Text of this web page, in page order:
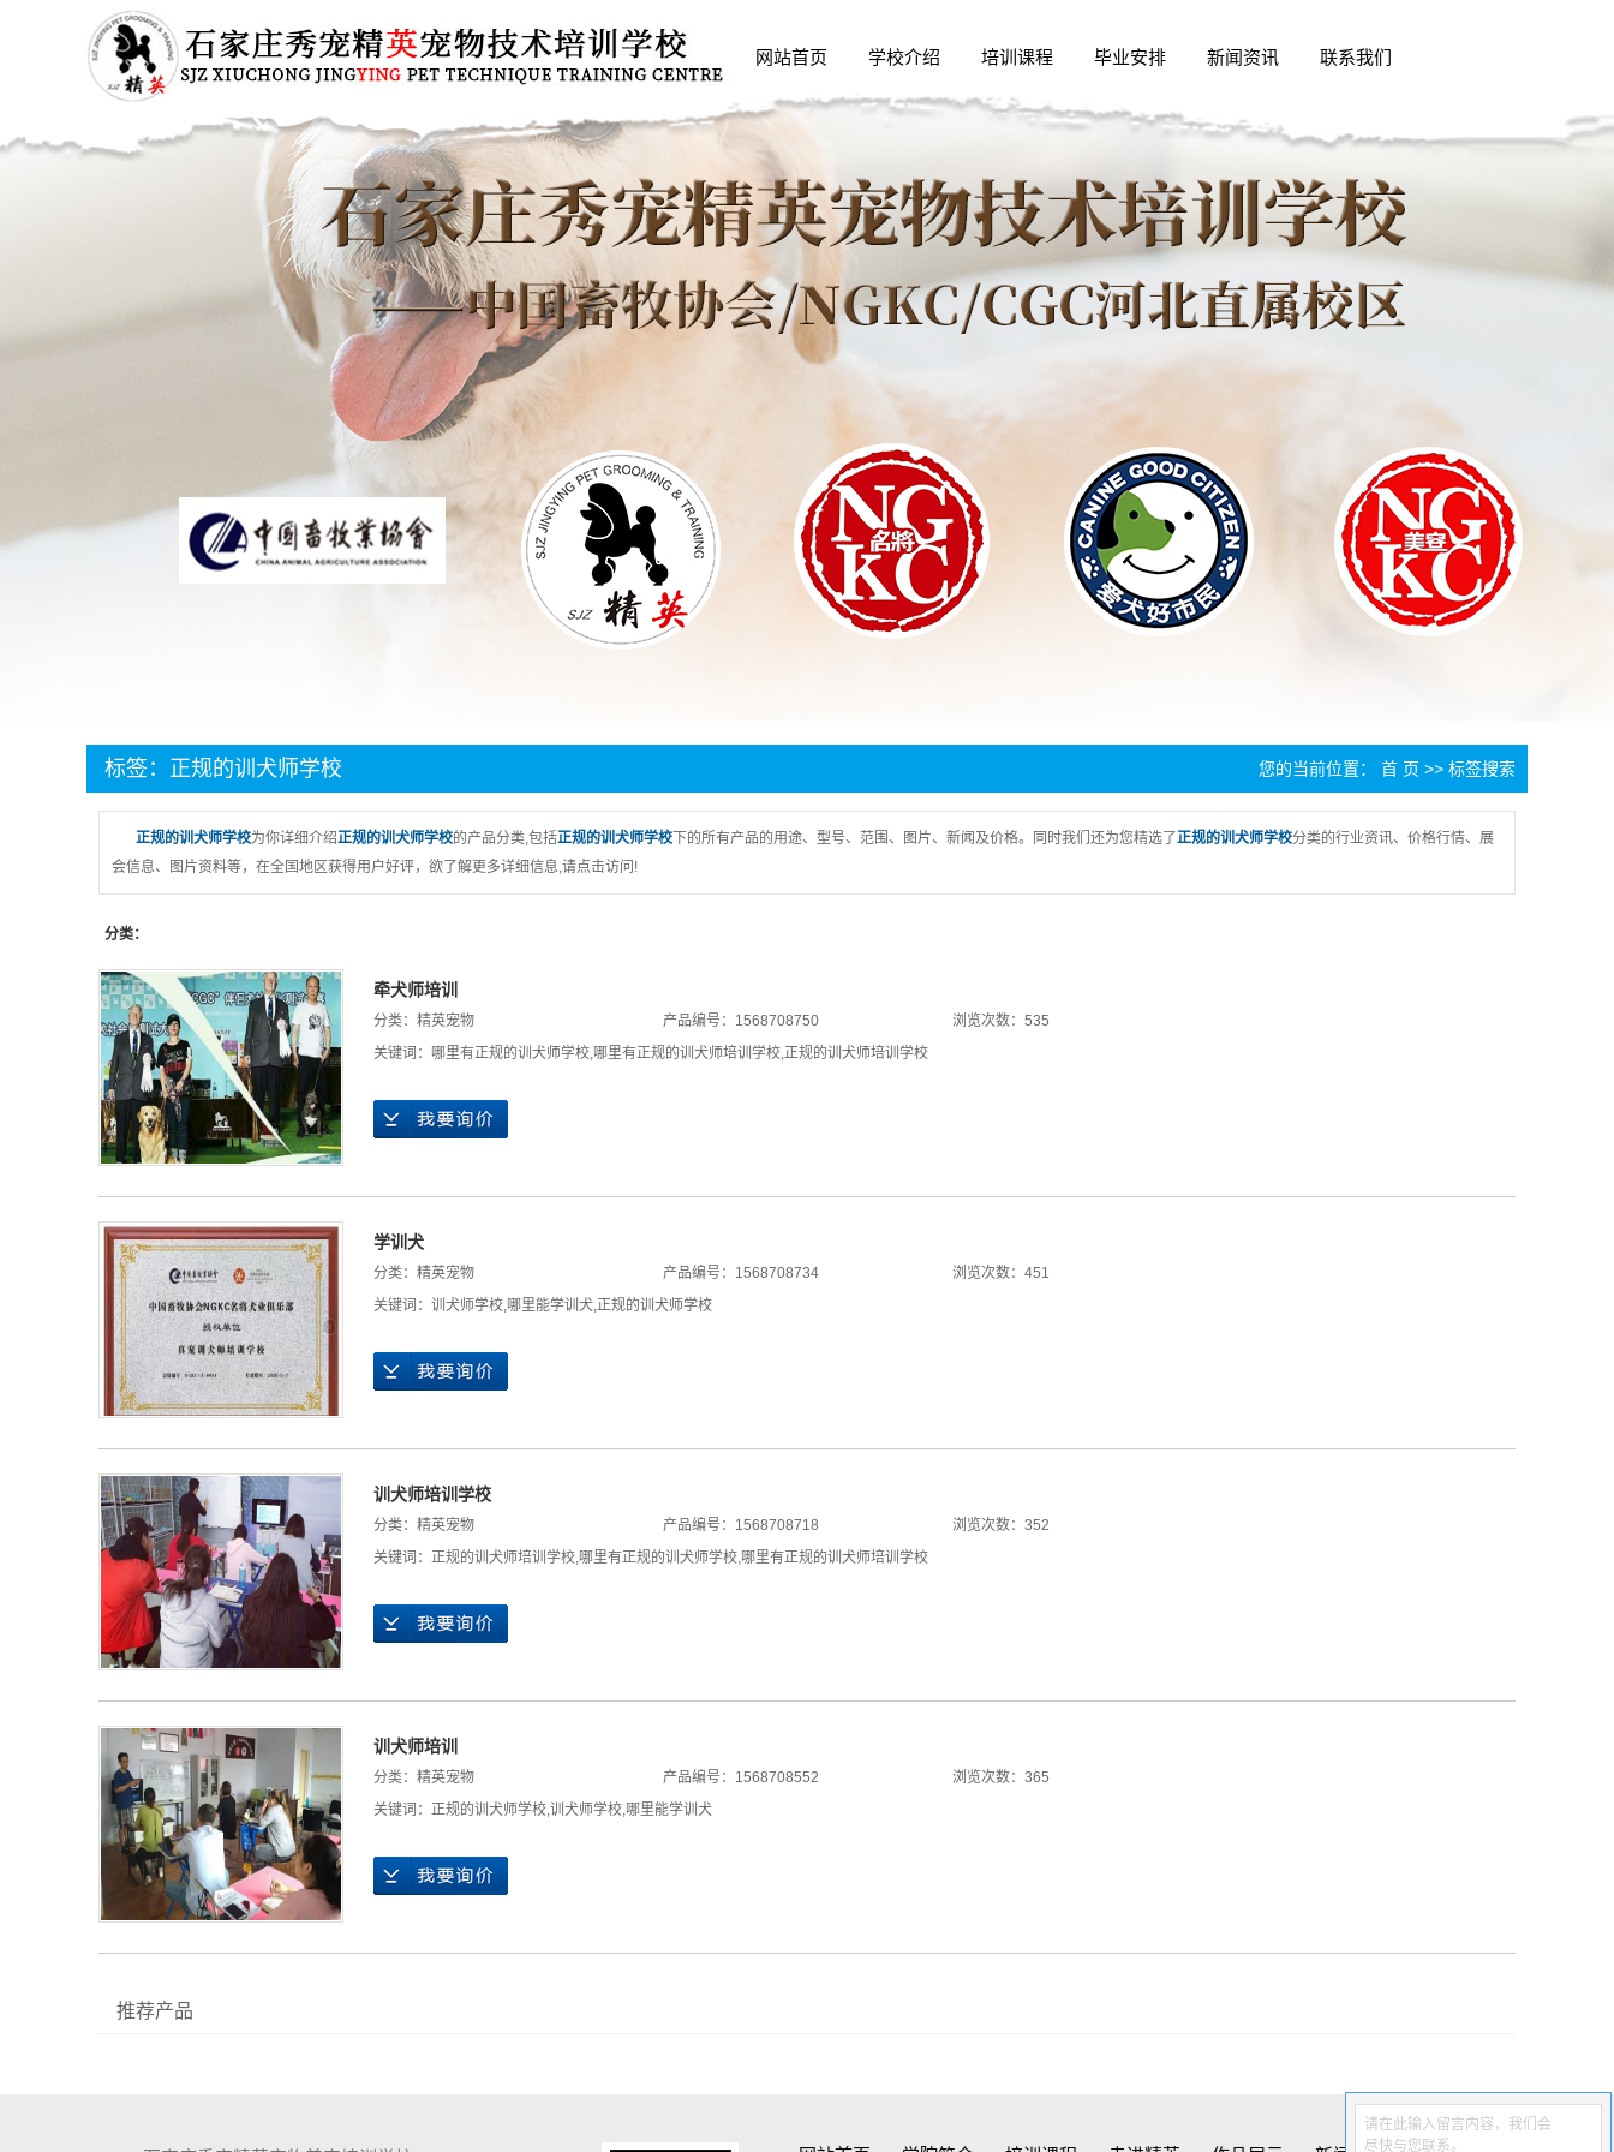
网站首页 学校介绍
营业执照
培训课程
精英宠物
毕业安排 新闻资讯
精英动态
行业新闻
联系我们
标签：正规的训犬师学校 您的当前位置： 首 页 >> 标签搜索
正规的训犬师学校为你详细介绍正规的训犬师学校的产品分类,包括正规的训犬师学校 下的所有产品的用途、型号、范围、图片、新闻及价格。同时我们还为您精选了正规的训犬师学校分类的行业资讯、价格行情、展
会信息、图片资料等，在全国地区获得用户好评，欲了解更多详细信息,请点击访问!
分类：
牵犬师培训
分类： 精英宠物 产品编号：1568708750
浏览次数：535
关键词： 哪里有正规的训犬师学校,哪里有正规的训犬师培训学校,正规的训犬师培训学校
学训犬
分类： 精英宠物 产品编号：1568708734
浏览次数：451
关键词： 训犬师学校,哪里能学训犬,正规的训犬师学校
训犬师培训学校
分类： 精英宠物 产品编号：1568708718
浏览次数：352
关键词： 正规的训犬师培训学校,哪里有正规的训犬师学校,哪里有正规的训犬师培训学校
训犬师培训
分类： 精英宠物 产品编号：1568708552
浏览次数：365
关键词： 正规的训犬师学校,训犬师学校,哪里能学训犬
推荐产品
请在此输入留言内容，我们会
尽快与您联系。